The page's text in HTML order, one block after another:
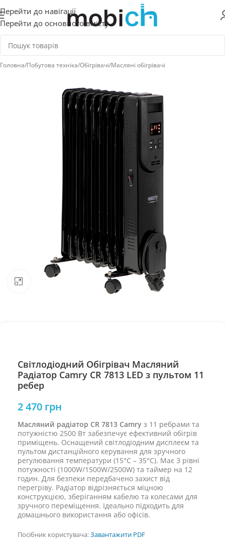
Перейти до навігації
Перейти до основного вмісту
Головна/Побутова техніка/Обігрівачі/Масляні обігрівачі
Натисніть, щоб збільшити
Світлодіодний Обігрівач Масляний
Радіатор Camry CR 7813 LED з пультом 11
ребер
2 470 грн
Масляний радіатор CR 7813 Camry з 11 ребрами та
потужністю 2500 Вт забезпечує ефективний обігрів
приміщень. Оснащений світлодіодним дисплеєм та
пультом дистанційного керування для зручного
регулювання температури (15°C – 35°C). Має 3 рівні
потужності (1000W/1500W/2500W) та таймер на 12
годин. Для безпеки передбачено захист від
перегріву. Радіатор відрізняється міцною
конструкцією, зберіганням кабелю та колесами для
зручного переміщення. Ідеально підходить для
домашнього використання або офісів.
Посібник користувача:Завантажити PDF